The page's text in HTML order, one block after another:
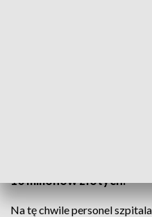
10 milionów złotych.
Na tę chwile personel